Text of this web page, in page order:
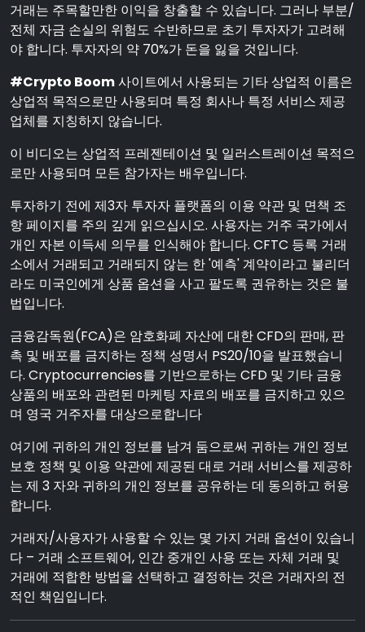
거래는 주목할만한 이익을 창출할 수 있습니다. 그러나 부분/
전체 자금 손실의 위험도 수반하므로 초기 투자자가 고려해
야 합니다. 투자자의 약 70%가 돈을 잃을 것입니다.
#Crypto Boom사이트에서 사용되는 기타 상업적 이름은
상업적 목적으로만 사용되며 특정 회사나 특정 서비스 제공
업체를 지칭하지 않습니다.
이 비디오는 상업적 프레젠테이션 및 일러스트레이션 목적으
로만 사용되며 모든 참가자는 배우입니다.
투자하기 전에 제3자 투자자 플랫폼의 이용 약관 및 면책 조
항 페이지를 주의 깊게 읽으십시오. 사용자는 거주 국가에서
개인 자본 이득세 의무를 인식해야 합니다. CFTC 등록 거래
소에서 거래되고 거래되지 않는 한 '예측' 계약이라고 불리더
라도 미국인에게 상품 옵션을 사고 팔도록 권유하는 것은 불
법입니다.
금융감독원(FCA)은 암호화폐 자산에 대한 CFD의 판매, 판
촉 및 배포를 금지하는 정책 성명서 PS20/10을 발표했습니
다. Cryptocurrencies를 기반으로하는 CFD 및 기타 금융
상품의 배포와 관련된 마케팅 자료의 배포를 금지하고 있으
며 영국 거주자를 대상으로합니다
여기에 귀하의 개인 정보를 남겨 둠으로써 귀하는 개인 정보
보호 정책 및 이용 약관에 제공된 대로 거래 서비스를 제공하
는 제 3 자와 귀하의 개인 정보를 공유하는 데 동의하고 허용
합니다.
거래자/사용자가 사용할 수 있는 몇 가지 거래 옵션이 있습니
다 – 거래 소프트웨어, 인간 중개인 사용 또는 자체 거래 및
거래에 적합한 방법을 선택하고 결정하는 것은 거래자의 전
적인 책임입니다.